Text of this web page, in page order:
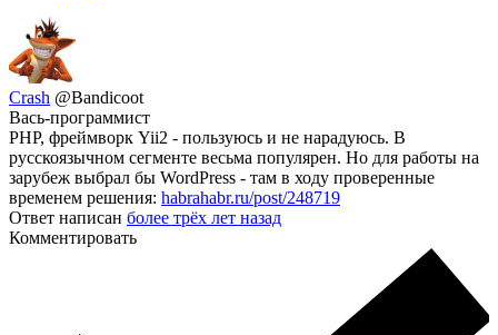
Crash @Bandicoot
Вась-программист
PHP, фреймворк Yii2 - пользуюсь и не нарадуюсь. В
русскоязычном сегменте весьма популярен. Но для работы на
зарубеж выбрал бы WordPress - там в ходу проверенные
временем решения: habrahabr.ru/post/248719
Ответ написан более трёх лет назад
Комментировать